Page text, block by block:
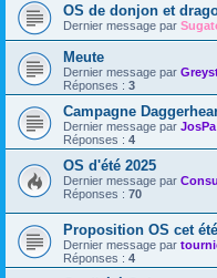
OS de donjon et
Dernier message par
Meute
Dernier message par
Réponses : 3
Campagne
Dernier message par JosPa
Réponses : 4
OS d'été 2025
Dernier message par
Réponses : 70
Proposition OS cet été
Dernier message par
Réponses : 4